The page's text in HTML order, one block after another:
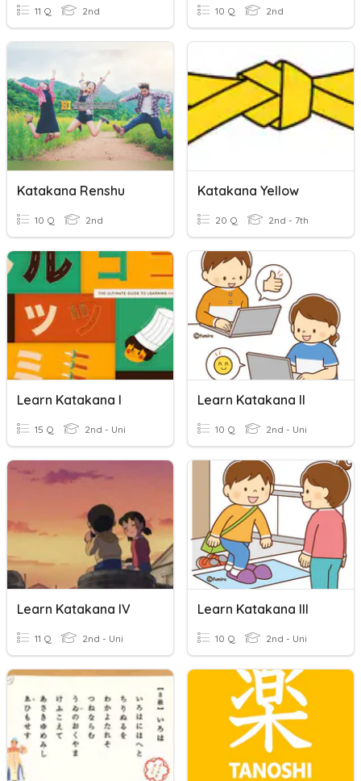
11 Q 2nd 10 Q 2nd
Katakana Renshu
10 Q 2nd
Katakana Yellow
20 Q 2nd - 7th
Learn Katakana I
15 Q 2nd - Uni
Learn Katakana II
10 Q 2nd - Uni
Learn Katakana IV
11 Q 2nd - Uni
Learn Katakana III
10 Q 2nd - Uni